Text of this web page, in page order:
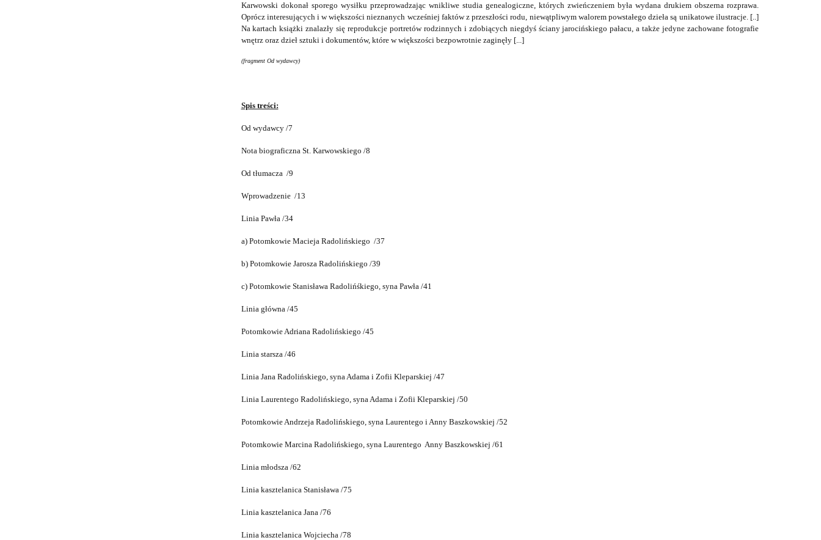
Karwowski dokonał sporego wysiłku przeprowadzając wnikliwe studia genealogiczne, których zwieńczeniem była wydana drukiem obszerna rozprawa.
Oprócz interesujących i w większości nieznanych wcześniej faktów z przeszłości rodu, niewątpliwym walorem powstałego dzieła są unikatowe ilustracje. [..]
Na kartach książki znalazły się reprodukcje portretów rodzinnych i zdobiących niegdyś ściany jarocińskiego pałacu, a także jedyne zachowane fotografie
wnętrz oraz dzieł sztuki i dokumentów, które w większości bezpowrotnie zaginęły [...]
(fragment Od wydawcy)
Spis treści:
Od wydawcy /7
Nota biograficzna St. Karwowskiego /8
Od tłumacza /9
Wprowadzenie /13
Linia Pawła /34
a) Potomkowie Macieja Radolińskiego /37
b) Potomkowie Jarosza Radolińskiego /39
c) Potomkowie Stanisława Radolińśkiego, syna Pawła /41
Linia główna /45
Potomkowie Adriana Radolińskiego /45
Linia starsza /46
Linia Jana Radolińskiego, syna Adama i Zofii Kleparskiej /47
Linia Laurentego Radolińskiego, syna Adama i Zofii Kleparskiej /50
Potomkowie Andrzeja Radolińskiego, syna Laurentego i Anny Baszkowskiej /52
Potomkowie Marcina Radolińskiego, syna Laurentego Anny Baszkowskiej /61
Linia młodsza /62
Linia kasztelanica Stanisława /75
Linia kasztelanica Jana /76
Linia kasztelanica Wojciecha /78